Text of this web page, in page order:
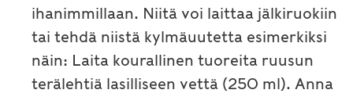
ihanimmillaan. Niitä voi laittaa jälkiruokiin
tai tehdä niistä kylmäuutetta esimerkiksi
näin: Laita kourallinen tuoreita ruusun
terälehtiä lasilliseen vettä (250 ml). Anna